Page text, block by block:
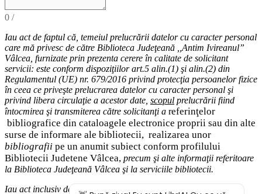
0 /
Iau act de faptul că, temeiul prelucrării datelor cu caracter personal
care mă privesc de către Biblioteca Judeţeană ,,Antim Ivireanul”
Vâlcea, furnizate prin prezenta cerere în calitate de solicitant
servicii: este conform dispoziţiilor art.5 alin.(1) şi alin.(2) din
Regulamentul (UE) nr. 679/2016 privind protecţia persoanelor fizice
în ceea ce priveşte prelucrarea datelor cu caracter personal şi
privind libera circulaţie a acestor date scopul prelucrării fiind
întocmirea şi transmiterea către solicitanţi a referinţelor
bibliografice din cataloagele electronice proprii sau din alte
surse de informare ale bibliotecii, realizarea unor
bibliografii pe un anumit subiect conform profilului
Bibliotecii Judetene Vâlcea, precum şi alte informaţii referitoare
la Biblioteca Judeţeană Vâlcea şi la serviciile bibliotecii.
Iau act inclusiv de drepturile pe care le am (